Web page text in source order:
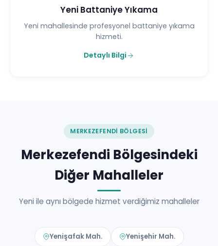
Yeni Battaniye Yıkama
Yeni mahallesinde profesyonel battaniye yıkama
hizmeti.
Detaylı Bilgi
MERKEZEFENDI BÖLGESI
Merkezefendi Bölgesindeki
Diğer Mahalleler
Yeni ile aynı bölgede hizmet verdiğimiz mahalleler
Yenişafak Mah. Yenişehir Mah.